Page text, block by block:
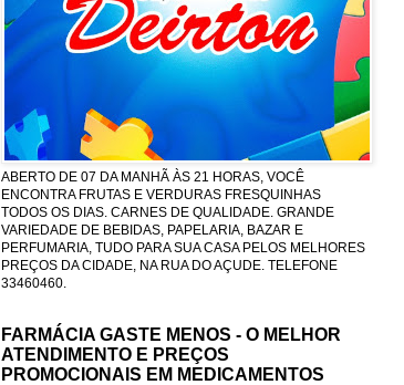
ABERTO DE 07 DA MANHÃ ÀS 21 HORAS, VOCÊ
ENCONTRA FRUTAS E VERDURAS FRESQUINHAS
TODOS OS DIAS. CARNES DE QUALIDADE. GRANDE
VARIEDADE DE BEBIDAS, PAPELARIA, BAZAR E
PERFUMARIA, TUDO PARA SUA CASA PELOS MELHORES
PREÇOS DA CIDADE, NA RUA DO AÇUDE. TELEFONE
33460460.
FARMÁCIA GASTE MENOS - O MELHOR
ATENDIMENTO E PREÇOS
PROMOCIONAIS EM MEDICAMENTOS